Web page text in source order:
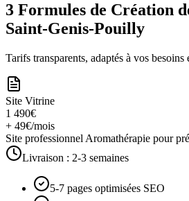
3 Formules de Création
Saint-Genis-Pouilly
Tarifs transparents, adaptés à vos besoins
Site Vitrine
1 490€
+ 49€/mois
Site professionnel Aromathérapie pour
Livraison : 2-3 semaines
5-7 pages optimisées SEO